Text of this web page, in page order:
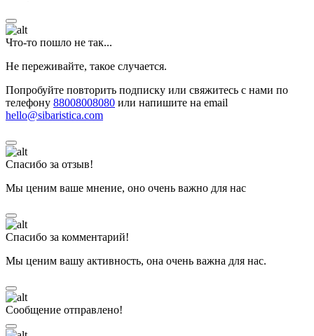
Что-то пошло не так...
Не переживайте, такое случается.
Попробуйте повторить подписку или свяжитесь с нами по
телефону 88008008080 или напишите на email
hello@sibaristica.com
Спасибо за отзыв!
Мы ценим ваше мнение, оно очень важно для нас
Спасибо за комментарий!
Мы ценим вашу активность, она очень важна для нас.
Сообщение отправлено!